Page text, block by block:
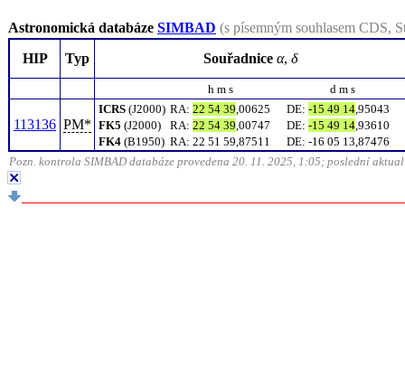
Astronomická databáze SIMBAD (s písemným souhlasem CDS,
HIP
Typ Souřadnice α, δ
h m s d m s
113136 PM*
ICRS (J2000) RA: 22 54 39 ,00625 DE: -15 49 14 ,95043
FK5 (J2000) RA: 22 54 39 ,00747 DE: -15 49 14 ,93610
FK4 (B1950) RA: 22 51 59,87511 DE: -16 05 13,87476
Pozn. kontrola SIMBAD databáze provedena 20. 11. 2025, 1:05; poslední